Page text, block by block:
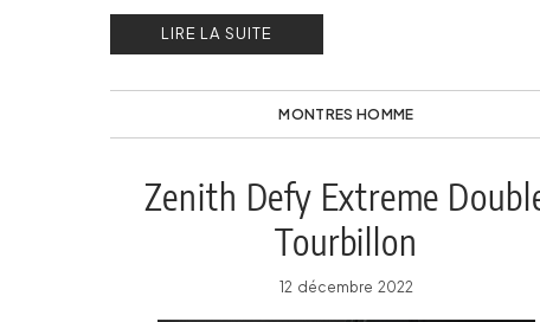
marque.LIRE LA SUITE
MONTRES HOMME
Zenith Defy Extreme
Tourbillon
12 décembre 2022